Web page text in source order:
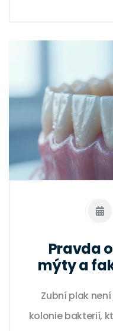
Pravda
mýty a
Zubní plak
kolonie bakterií,